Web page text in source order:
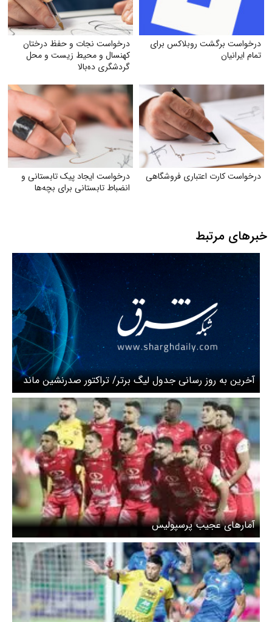
درخواست برگشت روبلاکس برای
تمام ایرانیان
درخواست نجات و حفظ درختان
کهنسال و محیط زیست و محل
گردشگری ده‌بالا
درخواست کارت اعتباری فروشگاهی
درخواست ایجاد پیک تابستانی و
انضباط تابستانی برای بچه‌ها
خبرهای مرتبط
آخرین به روز رسانی جدول لیگ برتر/ تراکتور صدرنشین ماند
آمارهای عجیب پرسپولیس